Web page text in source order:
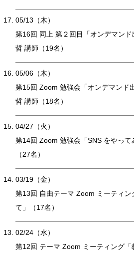
05/13（木）
第16回 同上 第２回目「オンデマン
哲 講師（19名）
05/06（木）
第15回 Zoom 勉強会「オンデマンド
哲 講師（18名）
04/27（火）
第14回 Zoom 勉強会「SNS をやって
（27名）
03/19（金）
第13回 自由テーマ Zoom ミーティン
て」（17名）
02/24（水）
第12回 テーマ Zoom ミーティング